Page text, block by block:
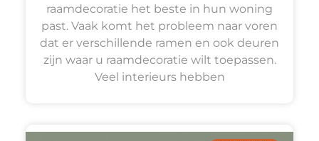
raamdecoratie het beste in hun woning
past. Vaak komt het probleem naar voren
dat er verschillende ramen en ook deuren
zijn waar u raamdecoratie wilt toepassen.
Veel interieurs hebben